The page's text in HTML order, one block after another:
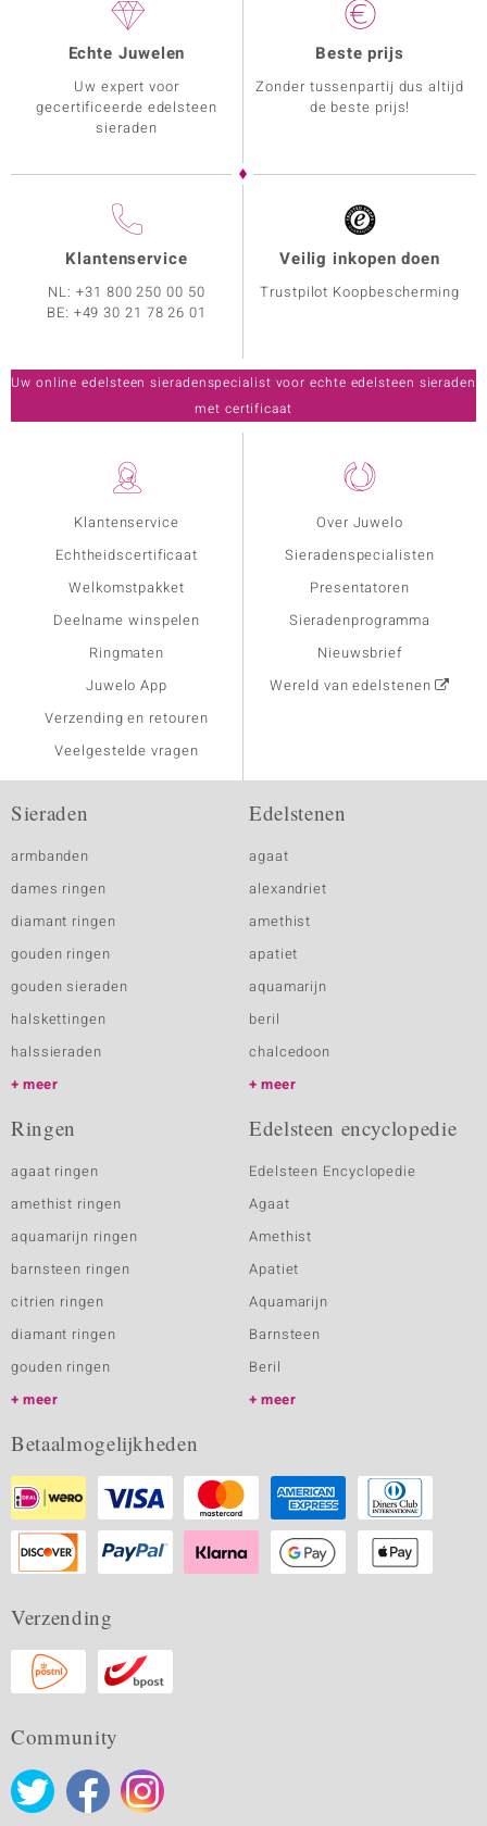
Klantenservice
Echtheidscertificaat
Welkomstpakket
Deelname winspelen
Ringmaten
Juwelo App
Verzending en retouren
Veelgestelde vragen
Over Juwelo
Sieradenspecialisten
Presentatoren
Sieradenprogramma
Nieuwsbrief
Wereld van edelstenen
Echte Juwelen
Uw expert voor
gecertificeerde edelsteen
sieraden
Beste prijs
Zonder tussenpartij dus altijd
de beste prijs!
Klantenservice
NL:+31 800 250 00 50
BE: +49 30 21 78 26 01
Veilig inkopen doen
Trustpilot Koopbescherming
Uw online edelsteen sieradenspecialist voor echte edelsteen sieraden
met certificaat
Sieraden
armbanden
dames ringen
diamant ringen
gouden ringen
gouden sieraden
halskettingen
halssieraden
meer
Edelstenen
agaat
alexandriet
amethist
apatiet
aquamarijn
beril
chalcedoon
meer
Ringen
agaat ringen
amethist ringen
aquamarijn ringen
barnsteen ringen
citrien ringen
diamant ringen
gouden ringen
meer
Edelsteen encyclopedie
Edelsteen Encyclopedie
Agaat
Amethist
Apatiet
Aquamarijn
Barnsteen
Beril
meer
Betaalmogelijkheden
Verzending
Community